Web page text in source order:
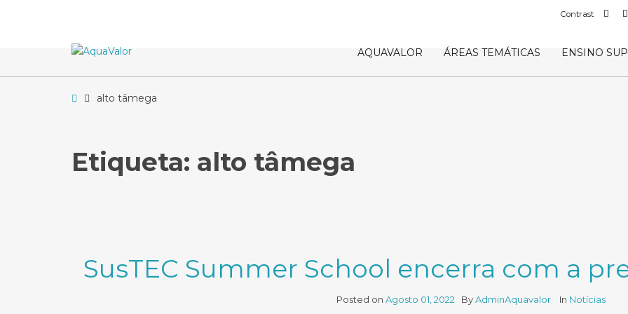
Contrast
AQUAVALOR ÁREAS TEMÁTICAS ENSINO
Homealto tâmega
Etiqueta: alto tâmega
SusTEC Summer School encerra com a
Posted on Agosto 01, 2022 ByAdminAquavalor In Notícias